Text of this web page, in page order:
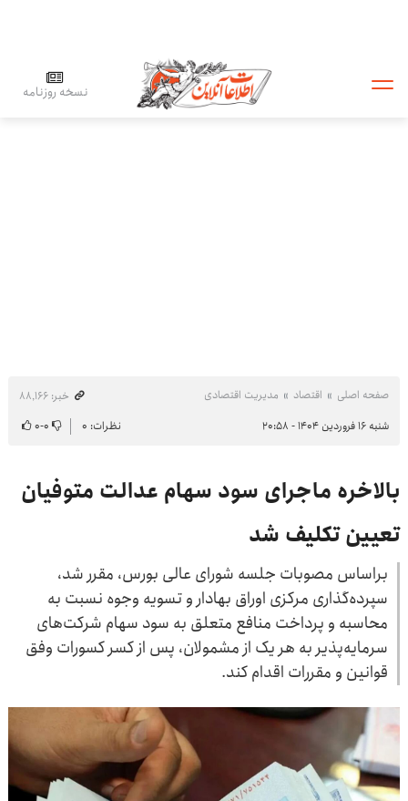
نسخه روزنامه
صفحه اصلی اقتصاد مدیریت اقتصادی
خبر: ۸۸٬۱۶۶
شنبه ۱۶ فروردین ۱۴۰۴ - ۲۰:۵۸
نظرات: ۰ ۰-۰
بالاخره ماجرای سود سهام عدالت متوفیان
تعیین تکلیف شد
براساس مصوبات جلسه شورای عالی بورس، مقرر شد،
سپرده‌گذاری مرکزی اوراق بهادار و تسویه وجوه نسبت به
محاسبه و پرداخت منافع متعلق به سود سهام شرکت‌های
سرمایه‌پذیر به هر یک از مشمولان، پس از کسر کسورات وفق
قوانین و مقررات اقدام کند.